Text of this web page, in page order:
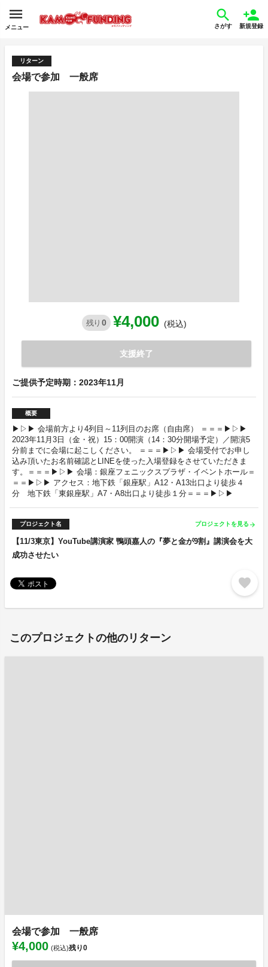
メニュー さがす 新規登録
リターン
会場で参加 一般席
残り 0 ¥4,000 (税込)
支援終了
ご提供予定時期：2023年11月
概要
▶▷▶ 会場前方より4列目～11列目のお席（自由席） ＝＝＝▶▷▶
2023年11月3日（金・祝）15：00開演（14：30分開場予定）／開演5
分前までに会場に起こしください。 ＝＝＝▶▷▶ 会場受付でお申し
込み頂いたお名前確認とLINEを使った入場登録をさせていただきま
す。＝＝＝▶▷▶ 会場：銀座フェニックスプラザ・イベントホール＝
＝＝▶▷▶ アクセス：地下鉄「銀座駅」A12・A13出口より徒歩４
分 地下鉄「東銀座駅」A7・A8出口より徒歩１分＝＝＝▶▷▶
プロジェクト名 プロジェクトを見る arrow_forward
【11/3東京】YouTube講演家 鴨頭嘉人の『夢と金が9割』講演会を大
成功させたい
favorite
このプロジェクトの他のリターン
会場で参加 一般席
¥4,000 (税込)残り0